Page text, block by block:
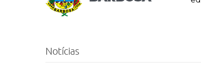
Notícias